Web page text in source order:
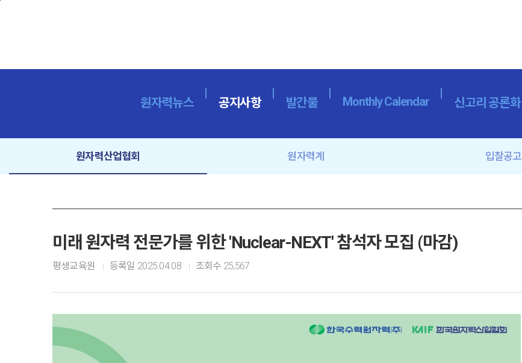
원자력뉴스 공지사항 발간물 Monthly Calendar 신고리 공론화
원자력산업협회 원자력계 입찰공고
미래 원자력 전문가를 위한 'Nuclear-NEXT' 참석자 모집 (마감)
평생교육원 등록일 2025.04.08 조회수 25,567